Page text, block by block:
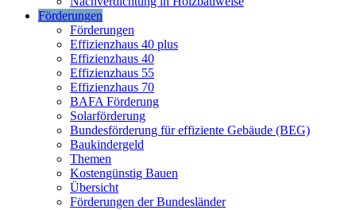
Förderungen
Förderungen
Effizienzhaus 40 plus
Effizienzhaus 40
Effizienzhaus 55
Effizienzhaus 70
BAFA Förderung
Solarförderung
Bundesförderung für effiziente Gebäude (BEG)
Baukindergeld
Themen
Kostengünstig Bauen
Übersicht
Förderungen der Bundesländer